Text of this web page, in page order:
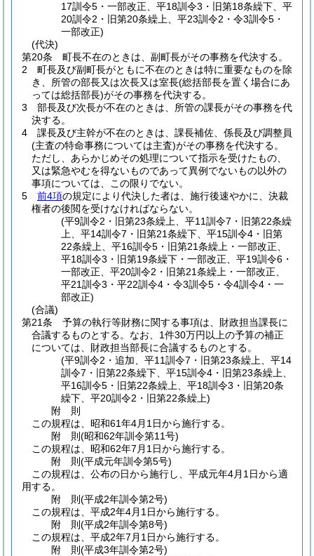
17訓令5・一部改正、平18訓令3・旧第18条繰下、平
20訓令2・旧第20条繰上、平23訓令2・令3訓令5・
一部改正)
(代決)
第20条
町長不在のときは、副町長がその事務を代決する。
2
町長及び副町長がともに不在のときは特に重要なものを除
き、所管の部長又は次長又は室長(総括部長を置く場合にあ
っては総括部長)がその事務を代決する。
3
部長及び次長が不在のときは、所管の課長がその事務を代
決する。
4
課長及び主幹が不在のときは、課長補佐、係長及び調整員
(主査の特命事務については主査)がその事務を代決する。
ただし、あらかじめその処理について指示を受けたもの、
又は緊急やむを得ないものであって異例でないもの以外の
事項については、この限りでない。
5
前4項の規定により代決した者は、施行後速やかに、決裁
権者の後閲を受けなければならない。
(平9訓令2・旧第23条繰上、平11訓令7・旧第22条繰
上、平14訓令7・旧第21条繰下、平15訓令4・旧第
22条繰上、平16訓令5・旧第21条繰上・一部改正、
平18訓令3・旧第19条繰下・一部改正、平19訓令6・
一部改正、平20訓令2・旧第21条繰上・一部改正、
平21訓令3・平22訓令4・令3訓令5・令4訓令4・一
部改正)
(合議)
第21条
予算の執行等財務に関する事項は、財政担当課長に
合議するものとする。 なお、1件30万円以上の予算の補正
については、財政担当部長に合議するものとする。
(平9訓令2・追加、平11訓令7・旧第23条繰上、平14
訓令7・旧第22条繰下、平15訓令4・旧第23条繰上、
平16訓令5・旧第22条繰上、平18訓令3・旧第20条
繰下、平20訓令2・旧第22条繰上)
附 則
この規程は、昭和61年4月1日から施行する。
附 則(昭和62年訓令第11号)
この規程は、昭和62年7月1日から施行する。
附 則(平成元年訓令第5号)
この規程は、公布の日から施行し、平成元年4月1日から適
用する。
附 則(平成2年訓令第2号)
この規程は、平成2年4月1日から施行する。
附 則(平成2年訓令第8号)
この規程は、平成2年7月1日から施行する。
附 則(平成3年訓令第2号)